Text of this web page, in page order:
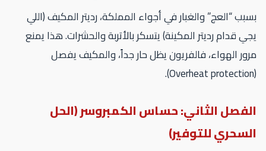
“العج” والغبار في أجواء المملكة، رديتر المكيف (اللي
قدام رديتر المكينة) يتسكر بالأتربة والحشرات. هذا يمنع
الهواء، فالفريون يظل حار جداً، والمكيف يفصل
الثاني: حساس الكمبروسر (الحل
للتوفير)